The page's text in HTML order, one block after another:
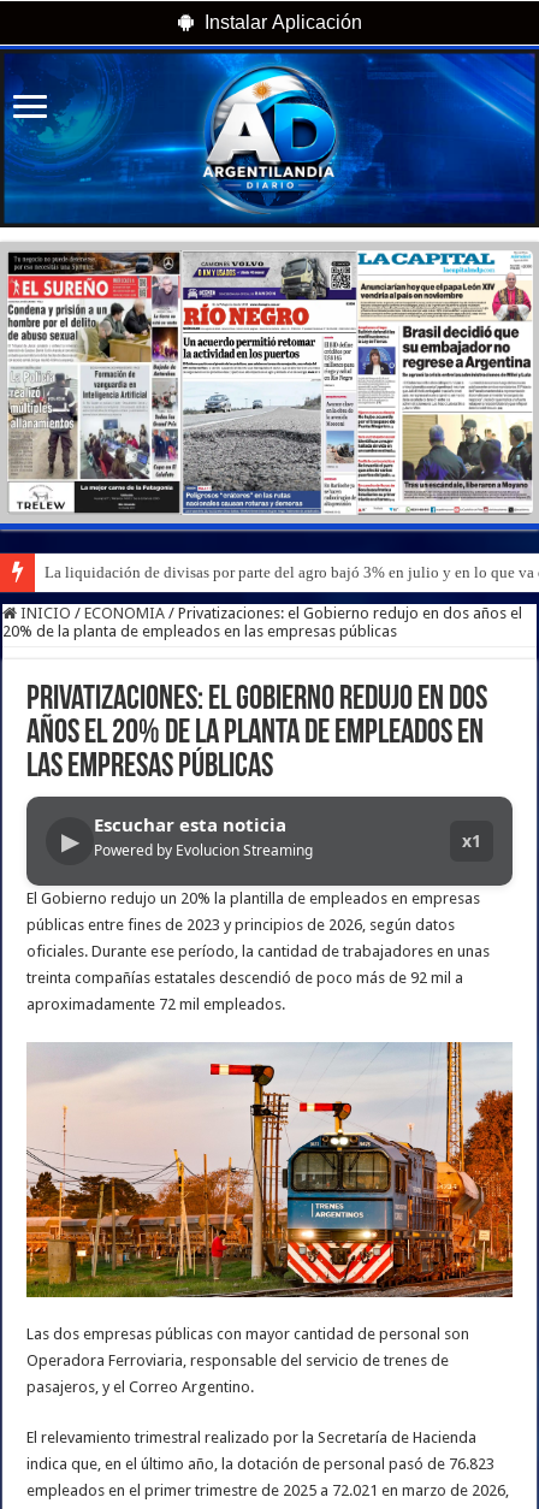
Instalar Aplicación
La liquidación de divisas por parte del agro bajó 3% en julio y en lo que va
INICIO / ECONOMIA / Privatizaciones: el Gobierno redujo en dos años el
20% de la planta de empleados en las empresas públicas
Privatizaciones: el Gobierno redujo en dos
años el 20% de la planta de empleados en
las empresas públicas
▶
Escuchar esta noticia
Powered by Evolucion Streaming x1
El Gobierno redujo un 20% la plantilla de empleados en empresas
públicas entre fines de 2023 y principios de 2026, según datos
oficiales. Durante ese período, la cantidad de trabajadores en unas
treinta compañías estatales descendió de poco más de 92 mil a
aproximadamente 72 mil empleados.
Las dos empresas públicas con mayor cantidad de personal son
Operadora Ferroviaria, responsable del servicio de trenes de
pasajeros, y el Correo Argentino.
El relevamiento trimestral realizado por la Secretaría de Hacienda
indica que, en el último año, la dotación de personal pasó de 76.823
empleados en el primer trimestre de 2025 a 72.021 en marzo de 2026,